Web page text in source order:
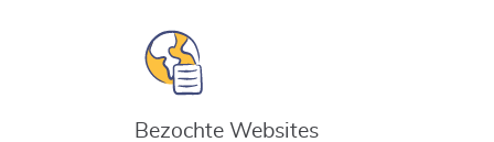
Bezochte Websites